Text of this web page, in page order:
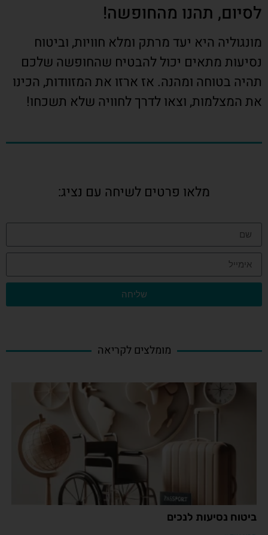
לסיום, תהנו מהחופשה!
מונגוליה היא יעד מרתק ומלא חוויות, וביטוח
נסיעות מתאים יכול להבטיח שהחופשה שלכם
תהיה בטוחה ומהנה. אז ארזו את המזוודות, הכינו
את המצלמות, וצאו לדרך לחוויה שלא תשכחו!
מלאו פרטים לשיחה עם נציג:
שליחה
מומלצים לקריאה
ביטוח נסיעות לנכים